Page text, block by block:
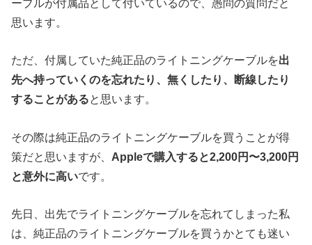
ーブルが付属品として付いているので、愚問の質問だと
思います。
ただ、付属していた純正品のライトニングケーブルを出
先へ持っていくのを忘れたり、無くしたり、断線したり
することがあると思います。
その際は純正品のライトニングケーブルを買うことが得
策だと思いますが、 Appleで購入すると2,200円〜3,200円
と意外に高いです。
先日、出先でライトニングケーブルを忘れてしまった私
は、純正品のライトニングケーブルを買うかとても迷い